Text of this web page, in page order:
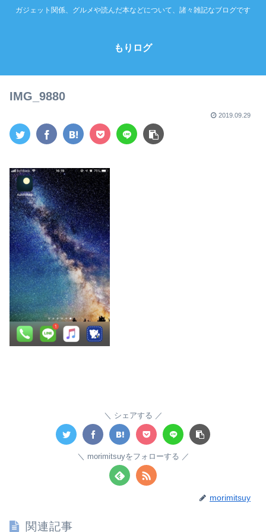
ガジェット関係、グルメや読んだ本などについて、諸々雑記なブログです
もりログ
IMG_9880
2019.09.29
シェアする
morimitsuyをフォローする
morimitsuy
関連記事